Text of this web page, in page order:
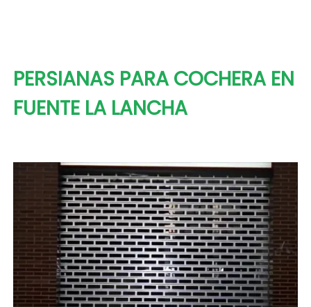
PERSIANAS PARA COCHERA EN
FUENTE LA LANCHA